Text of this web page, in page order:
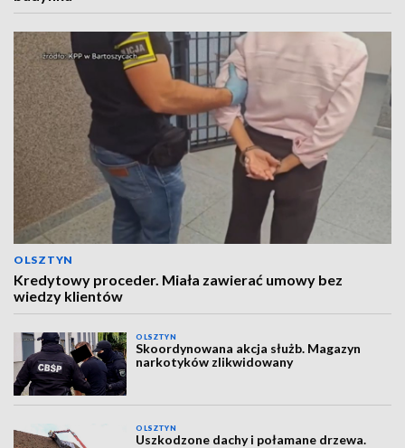
OLSZTYN
Kredytowy proceder. Miała zawierać umowy bez
wiedzy klientów
OLSZTYN
Skoordynowana akcja służb. Magazyn
narkotyków zlikwidowany
OLSZTYN
Uszkodzone dachy i połamane drzewa.